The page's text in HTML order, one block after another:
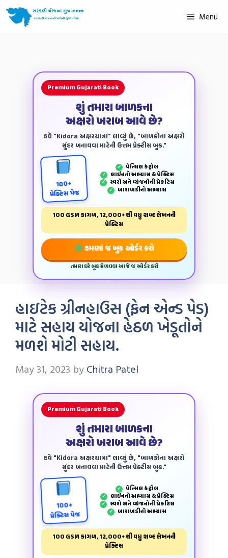
Menu
Premium Gujarati Book
શું તમારા બાળકના
અક્ષરો ખરાબ આવે છે?
હવે "Kidora અક્ષરયાત્રા" લાવ્યું છે, "બાળકોના અક્ષરો
સુંદર બનાવવા માટેની ઉત્તમ પ્રેક્ટીસ બુક."
100+
પ્રેક્ટિસ પેજ
✓ પેન્‍સિલ કંટ્રોલ
✓ લાઈનનો અભ્યાસ & પ્રેક્ટિસ
✓ સ્વરો અને વ્યંજનોની પ્રેકટિસ
✓ બારાખડીનો અભ્યાસ
100 GSM કાગળ, 12,000+ થી વધુ શબ્દ લેખનની
પ્રેક્ટિસ
હમણાં જ બુક ઓર્ડર કરો
તમારા ઘરે બુક મેળવવા આજે જ ઓર્ડર કરો
હાઇટેક ગ્રીનહાઉસ (ફેન એન્ડ પેડ)
માટે સહાય યોજના હેઠળ ખેડૂતોને
મળશે મોટી સહાય.
May 31, 2023 by Chitra Patel
Premium Gujarati Book
શું તમારા બાળકના
અક્ષરો ખરાબ આવે છે?
હવે "Kidora અક્ષરયાત્રા" લાવ્યું છે, "બાળકોના અક્ષરો
સુંદર બનાવવા માટેની ઉત્તમ પ્રેક્ટીસ બુક."
100+
પ્રેક્ટિસ પેજ
✓ પેન્‍સિલ કંટ્રોલ
✓ લાઈનનો અભ્યાસ & પ્રેક્ટિસ
✓ સ્વરો અને વ્યંજનોની પ્રેકટિસ
✓ બારાખડીનો અભ્યાસ
100 GSM કાગળ, 12,000+ થી વધુ શબ્દ લેખનની
પ્રેક્ટિસ